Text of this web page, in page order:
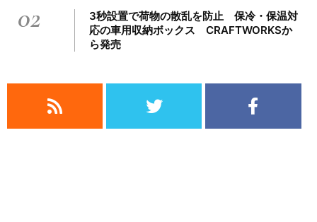
02
3秒設置で荷物の散乱を防止 保冷・保温対
応の車用収納ボックス CRAFTWORKSか
ら発売